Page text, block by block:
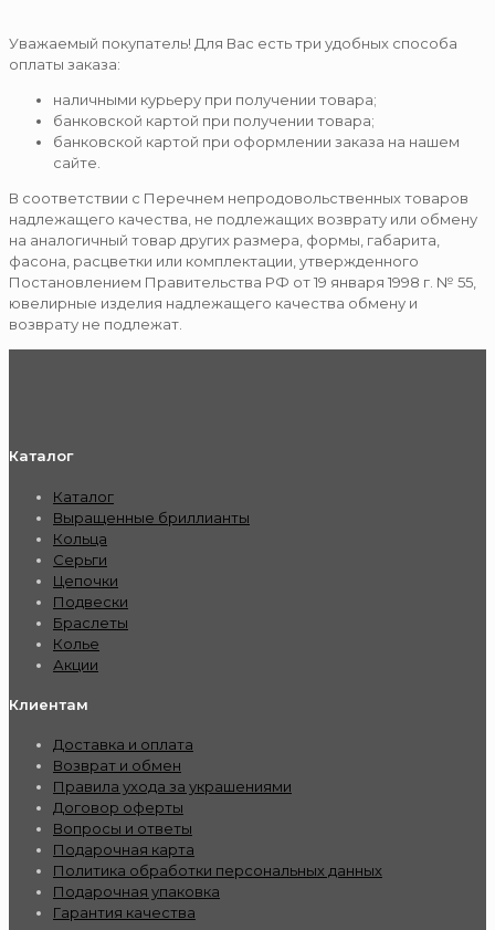
Уважаемый покупатель! Для Вас есть три удобных способа
оплаты заказа:
наличными курьеру при получении товара;
банковской картой при получении товара;
банковской картой при оформлении заказа на нашем
сайте.
В соответствии с Перечнем непродовольственных товаров
надлежащего качества, не подлежащих возврату или обмену
на аналогичный товар других размера, формы, габарита,
фасона, расцветки или комплектации, утвержденного
Постановлением Правительства РФ от 19 января 1998 г. № 55,
ювелирные изделия надлежащего качества обмену и
возврату не подлежат.
Каталог
Каталог
Выращенные бриллианты
Кольца
Серьги
Цепочки
Подвески
Браслеты
Колье
Акции
Клиентам
Доставка и оплата
Возврат и обмен
Правила ухода за украшениями
Договор оферты
Вопросы и ответы
Подарочная карта
Политика обработки персональных данных
Подарочная упаковка
Гарантия качества